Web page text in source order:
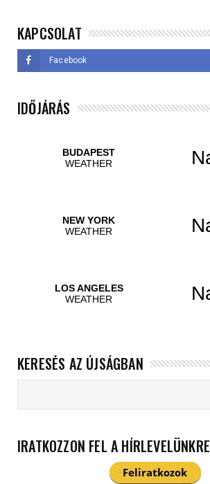
KAPCSOLAT
Facebook
IDŐJÁRÁS
KERESÉS AZ ÚJSÁGBAN
IRATKOZZON FEL A HÍRLEVELÜNKRE